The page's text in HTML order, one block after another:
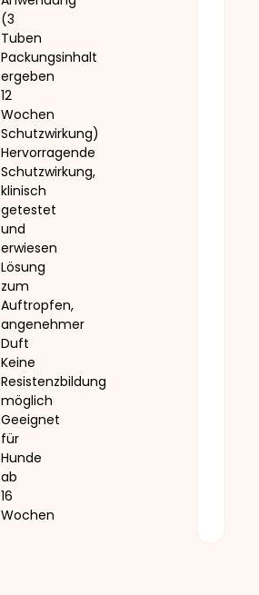
(3
Tuben
Packungsinhalt
ergeben
12
Wochen
Schutzwirkung)
Hervorragende
Schutzwirkung,
klinisch
getestet
und
erwiesen
Lösung
zum
Auftropfen,
angenehmer
Duft
Keine
Resistenzbildung
möglich
Geeignet
für
Hunde
ab
16
Wochen